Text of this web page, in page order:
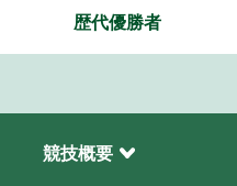
歴代優勝者
競技概要